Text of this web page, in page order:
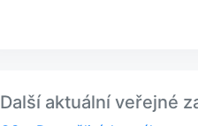
Další aktuální veřejné